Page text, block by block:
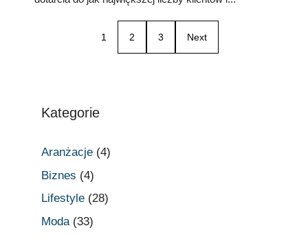
1 2 3 Next
Kategorie
Aranżacje (4)
Biznes (4)
Lifestyle (28)
Moda (33)